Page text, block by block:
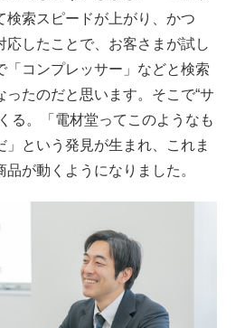
検索スピードが上がり、かつ
応したことで、お客さまが試し
「コンプレッサー」などと検索
ったのだと思います。そこで“サ
る。「電材堂ってこのようなも
」という発見が生まれ、これま
品が動くようになりました。